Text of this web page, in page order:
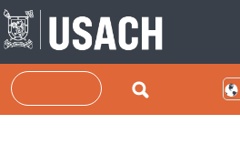
Skip to main content
Search